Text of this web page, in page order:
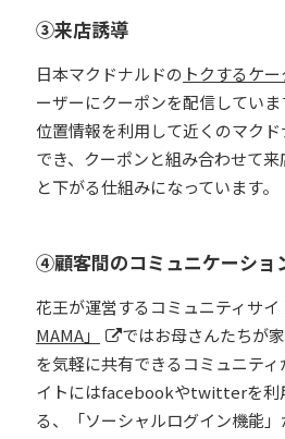
③来店誘導
日本マクドナルドの トクするケ
ーザーにクーポンを配信してい
位置情報を利用して近くのマク
でき、クーポンと組み合わせて
と下がる仕組みになっています。
④顧客間のコミュニケーショ
花王が運営するコミュニティサイ
MAMA」
ではお母さんたちが
を気軽に共有できるコミュニテ
イトにはfacebookやtwitterを利
る、「ソーシャルログイン機能